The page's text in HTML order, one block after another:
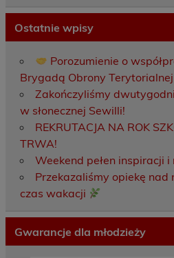
Ostatnie wpisy
Porozumienie o
Brygadą Obrony Terytorialnej
Zakończyliśmy
w słonecznej Sewilli!
REKRUTACJA NA ROK
TRWA!
Weekend pełen inspiracji
Przekazaliśmy opiekę nad
czas wakacji
Gwarancje dla młodzieży